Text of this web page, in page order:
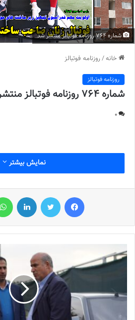
شماره 764 روزنامه فوتبالز منتشر شد
خانه/روزنامه فوتبالز
روزنامه فوتبالز
شماره 764 روزنامه فوتبالز منتشر شد
0
نمایش بیشتر